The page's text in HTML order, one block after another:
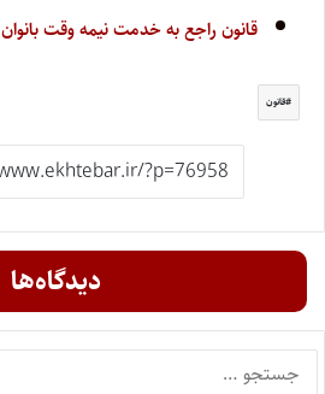
قانون راجع به خدمت نیمه وقت بانوان
قانون
دیدگاه‌ها